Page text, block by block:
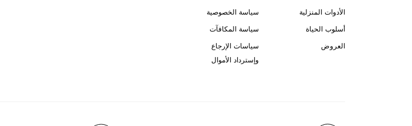
الأدوات المنزلية
أسلوب الحياة
العروض
سياسة الخصوصية
سياسة المكافآت
سياسات الإرجاع
وإسترداد الأموال